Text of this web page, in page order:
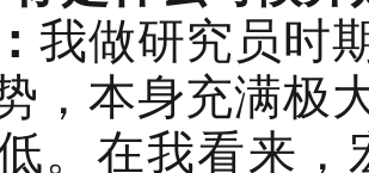
我做研究员时
，本身充满极
。在我看来